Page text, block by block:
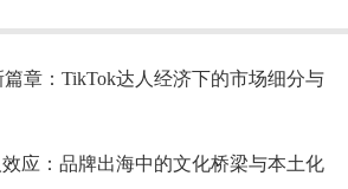
章：TikTok达人经济下的市场细分与
应：品牌出海中的文化桥梁与本土化